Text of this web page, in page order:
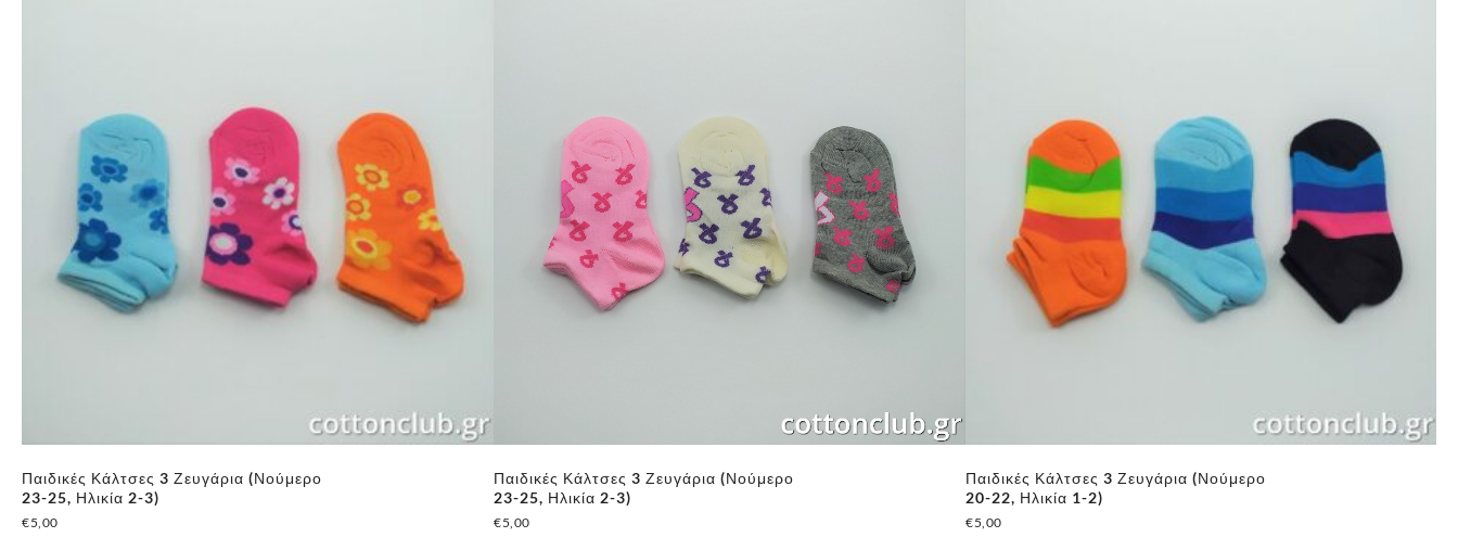
Παιδικές Κάλτσες 3 Ζευγάρια (Νούμερο
23-25, Ηλικία 2-3)
€5,00
Παιδικές Κάλτσες 3 Ζευγάρια (Νούμερο
23-25, Ηλικία 2-3)
€5,00
Παιδικές Κάλτσες 3 Ζευγάρια (Νούμερο
20-22, Ηλικία 1-2)
€5,00